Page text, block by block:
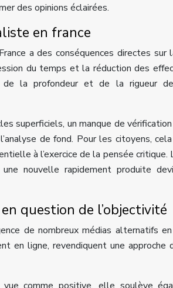
des opinions éclairées.
en france
a des conséquences directes sur
du temps et la réduction des
de la profondeur et de la rigueur
superficiels, un manque de
de fond. Pour les citoyens, cela
à l’exercice de la pensée critique.
nouvelle rapidement produite
question de l’objectivité
de nombreux médias alternatifs en
en ligne, revendiquent une approche